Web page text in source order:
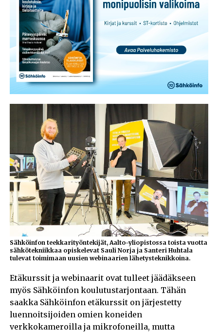
Sähköinfon teekkarityöntekijät, Aalto-yliopistossa toista vuotta
sähkötekniikkaa opiskelevat Sauli Norja ja Santeri Huhtala
tulevat toimimaan uusien webinaarien lähetysteknikkoina.
Etäkurssit ja webinaarit ovat tulleet jäädäkseen
myös Sähköinfon koulutustarjontaan. Tähän
saakka Sähköinfon etäkurssit on järjestetty
luennoitsijoiden omien koneiden
verkkokameroilla ja mikrofoneilla, mutta